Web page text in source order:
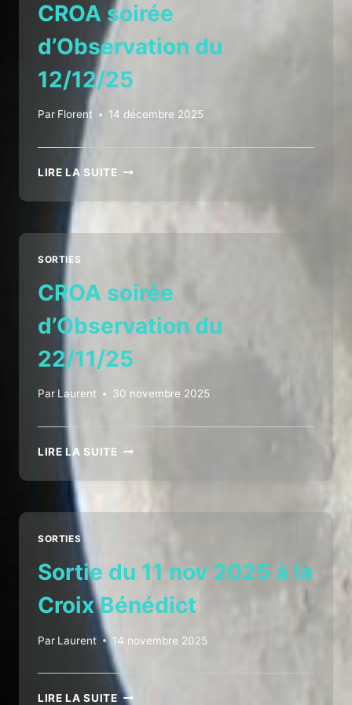
CROA soirée
d’Observation du
12/12/25
Par Florent 14 décembre 2025
LIRE LA SUITECROA
D’OBSERVATION
12/12/25
SORTIES
CROA soirée
d’Observation du
22/11/25
Par Laurent 30 novembre 2025
LIRE LA SUITECROA
D’OBSERVATION
22/11/25
SORTIES
Sortie du 11 nov 2025 à la
Croix Bénédict
Par Laurent 14 novembre 2025
LIRE LA SUITESORTIE